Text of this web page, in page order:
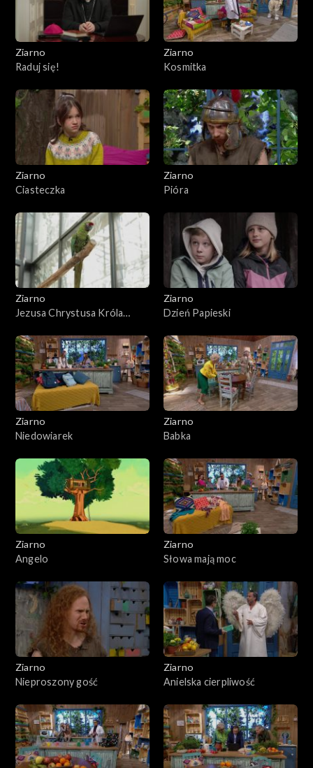
Ziarno
Raduj się!
Ziarno
Kosmitka
Ziarno
Ciasteczka
Ziarno
Pióra
Ziarno
Jezusa Chrystusa Króla
Ziarno
Dzień Papieski
Ziarno
Niedowiarek
Ziarno
Babka
Ziarno
Angelo
Ziarno
Słowa mają moc
Ziarno
Nieproszony gość
Ziarno
Anielska cierpliwość